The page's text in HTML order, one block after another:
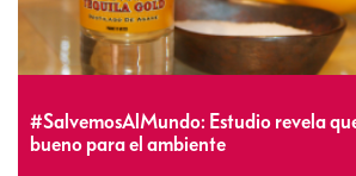
#SalvemosAlMundo: Estudio revela
bueno para el ambiente